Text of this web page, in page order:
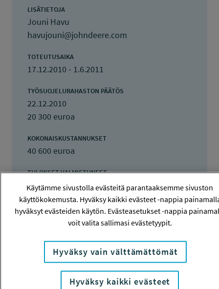
LISÄTIETOJA
Jouni Havu
havujouni@johndeere.com
TOTEUTUSAIKA
17.12.2010 - 1.6.2011
TYÖSUOJELURAHASTON PÄÄTÖS
22.12.2010
20 300 euroa
KOKONAISKUSTANNUKSET
40 600 euroa
TULOKSET VALMISTUNEET
1.6.2011
Tiivistelmä
Tiedonsiirron ja tietojenkäsittelyn
Käytämme sivustolla evästeitä parantaaksemme sivuston
käyttökokemusta. Hyväksy kaikki evästeet -nappia
hyväksyt evästeiden käytön. Evästeasetukset -nappia
voit valita sallimasi evästetyypit.
Hyväksy vain välttämättömät
Hyväksy kaikki evästeet